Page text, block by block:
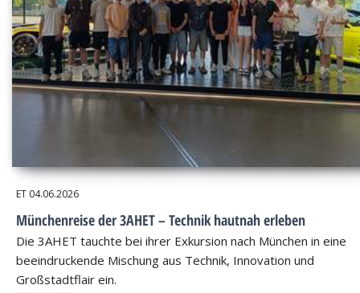
ET 04.06.2026
Münchenreise der 3AHET – Technik hautnah erleben
Die 3AHET tauchte bei ihrer Exkursion nach München in eine
beeindruckende Mischung aus Technik, Innovation und
Großstadtflair ein.